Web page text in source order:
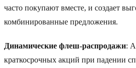
часто покупают вместе, и создает
комбинированные предложения.
Динамические флеш-распродажи:
краткосрочных акций при падении